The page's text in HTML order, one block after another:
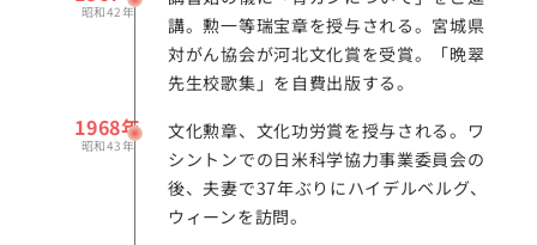
昭和42年
講。勲一等瑞宝章を授与される。宮城県
対がん協会が河北文化賞を受賞。「晩翠
先生校歌集」を自費出版する。
1968年
昭和43年
文化勲章、文化功労賞を授与される。ワ
シントンでの日米科学協力事業委員会の
後、夫妻で37年ぶりにハイデルベルグ、
ウィーンを訪問。